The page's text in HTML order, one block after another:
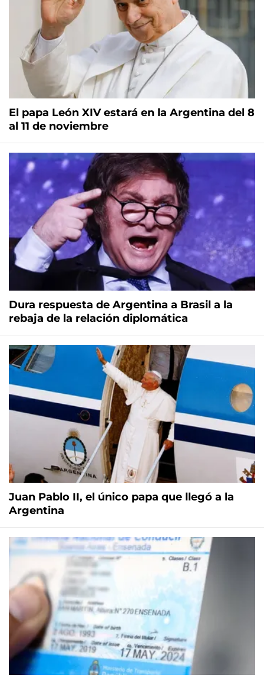
El papa León XIV estará en la Argentina del 8
al 11 de noviembre
Dura respuesta de Argentina a Brasil a la
rebaja de la relación diplomática
Juan Pablo II, el único papa que llegó a la
Argentina